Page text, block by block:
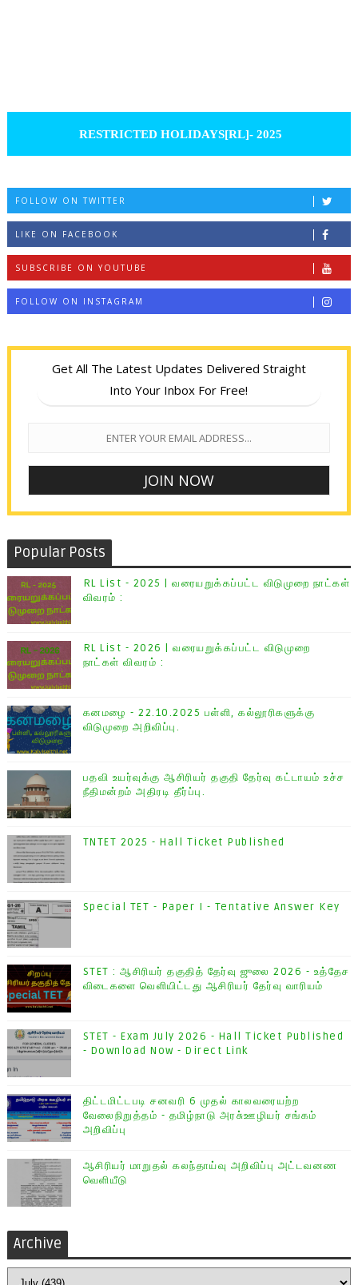
RESTRICTED HOLIDAYS[RL]- 2025
FOLLOW ON TWITTER
LIKE ON FACEBOOK
SUBSCRIBE ON YOUTUBE
FOLLOW ON INSTAGRAM
Get All The Latest Updates Delivered Straight
Into Your Inbox For Free!
Popular Posts
RL List - 2025 | வரையறுக்கப்பட்ட விடுமுறை நாட்கள்
விவரம் :
RL List - 2026 | வரையறுக்கப்பட்ட விடுமுறை
நாட்கள் விவரம் :
கனமழை - 22.10.2025 பள்ளி, கல்லூரிகளுக்கு
விடுமுறை அறிவிப்பு.
பதவி உயர்வுக்கு ஆசிரியர் தகுதி தேர்வு கட்டாயம் உச்ச
நீதிமன்றம் அதிரடி தீர்ப்பு.
TNTET 2025 - Hall Ticket Published
Special TET - Paper I - Tentative Answer Key
STET : ஆசிரியர் தகுதித் தேர்வு ஜுலை 2026 - உத்தேச
விடைகளை வெளியிட்டது ஆசிரியர் தேர்வு வாரியம்
STET - Exam July 2026 - Hall Ticket Published
- Download Now - Direct Link
திட்டமிட்டபடி சனவரி 6 முதல் காலவரையற்ற
வேலைநிறுத்தம் - தமிழ்நாடு அரசு்ஊழியர் சங்கம்
அறிவிப்பு
ஆசிரியர் மாறுதல் கலந்தாய்வு அறிவிப்பு அட்டவனண
வெளியீடு
Archive